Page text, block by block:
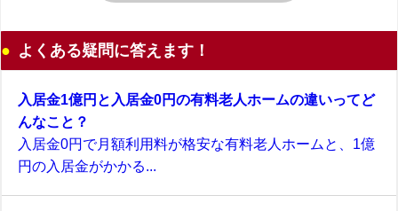
よくある疑問に答えます！
入居金1億円と入居金0円の有料老人ホームの違いってど
んなこと？
入居金0円で月額利用料が格安な有料老人ホームと、1億
円の入居金がかかる...